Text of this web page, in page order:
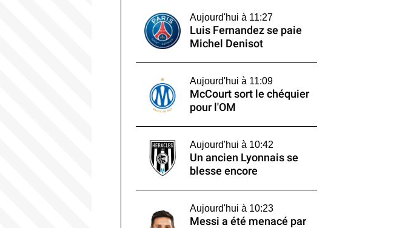
Aujourd'hui à 11:27
Luis Fernandez se paie
Michel Denisot
Aujourd'hui à 11:09
McCourt sort le chéquier
pour l'OM
Aujourd'hui à 10:42
Un ancien Lyonnais se
blesse encore
Aujourd'hui à 10:23
Messi a été menacé par